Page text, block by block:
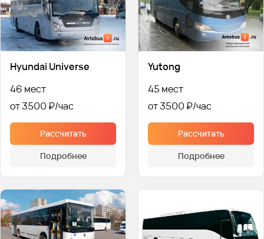
Hyundai Universe
46 мест
от 3500 ₽
Рассчитать
Подробнее
Yutong
45 мест
от 3500 ₽
Рассчитать
Подробнее